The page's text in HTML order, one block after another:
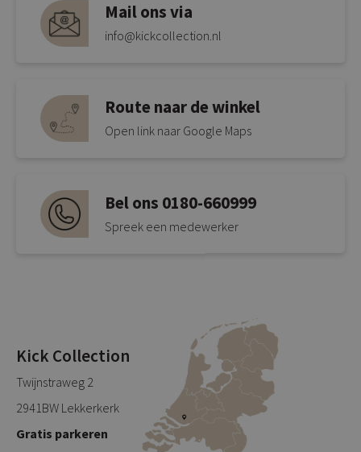
Mail ons via
info@kickcollection.nl
Route naar de winkel
Open link naar Google Maps
Bel ons 0180-660999
Spreek een medewerker
Kick Collection
Twijnstraweg 2
2941BW Lekkerkerk
Gratis parkeren